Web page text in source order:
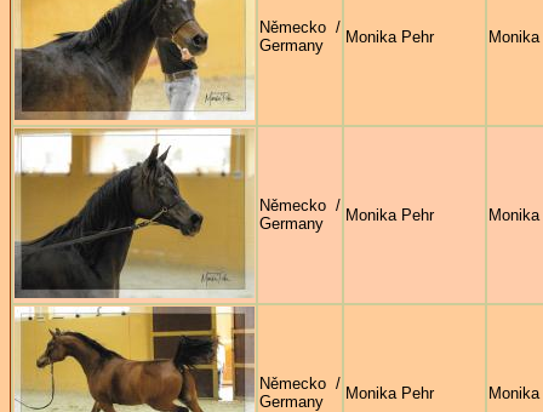
Německo /
Germany
Monika Pehr
Německo /
Germany
Monika Pehr
Německo /
Germany
Monika Pehr